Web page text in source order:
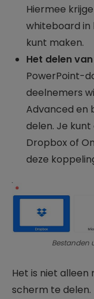
Hiermee
whiteboard in
kunt maken.
Het delen
PowerPoint-
deelnemers
Advanced en
delen. Je
Dropbox of
deze
Bestanden
Het is niet alleen
scherm te